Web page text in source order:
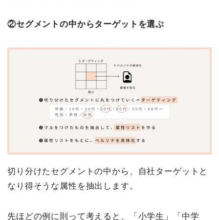
②セグメントの中からターゲットを選ぶ
切り分けたセグメントの中から、自社ターゲットと
なり得そうな属性を抽出します。
先ほどの例に則って考えると、「小学生」「中学